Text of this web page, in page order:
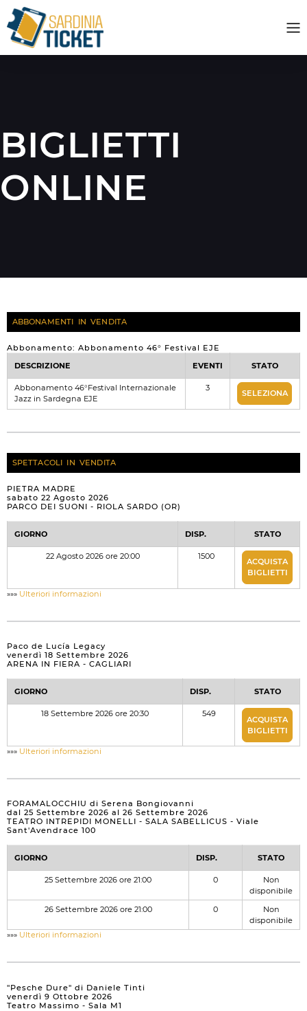
BIGLIETTI
ONLINE
ABBONAMENTI IN VENDITA
Abbonamento: Abbonamento 46° Festival EJE
DESCRIZIONE
EVENTI STATO
Abbonamento 46°Festival Internazionale
Jazz in Sardegna EJE
3
SELEZIONA
SPETTACOLI IN VENDITA
PIETRA MADRE
sabato 22 Agosto 2026
PARCO DEI SUONI - RIOLA SARDO (OR)
GIORNO DISP. STATO
22 Agosto 2026 ore 20:00 1500
ACQUISTA
BIGLIETTI
»»» Ulteriori informazioni
Paco de Lucía Legacy
venerdì 18 Settembre 2026
ARENA IN FIERA - CAGLIARI
GIORNO DISP. STATO
18 Settembre 2026 ore 20:30 549
ACQUISTA
BIGLIETTI
»»» Ulteriori informazioni
FORAMALOCCHIU di Serena Bongiovanni
dal 25 Settembre 2026 al 26 Settembre 2026
TEATRO INTREPIDI MONELLI - SALA SABELLICUS - Viale
Sant'Avendrace 100
GIORNO DISP. STATO
25 Settembre 2026 ore 21:00 0
Non
disponibile
26 Settembre 2026 ore 21:00
0
Non
disponibile
»»» Ulteriori informazioni
"Pesche Dure" di Daniele Tinti
venerdì 9 Ottobre 2026
Teatro Massimo - Sala M1